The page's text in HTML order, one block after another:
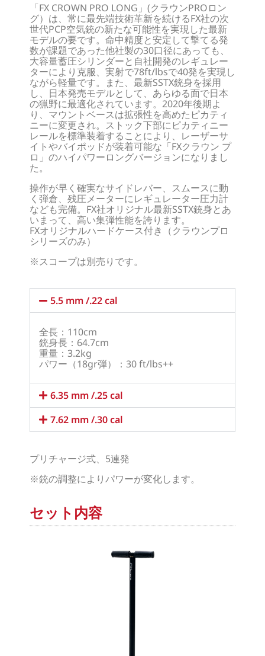
「FX CROWN PRO LONG」(クラウンPROロン
グ）は、常に最先端技術革新を続けるFX社の次
世代PCP空気銃の新たな可能性を実現した最新
モデルの要です。命中精度と安定して撃てる発
数が課題であった他社製の30口径にあっても、
大容量蓄圧シリンダーと自社開発のレギュレー
ターにより克服、実射で78ft/lbsで40発を実現し
ながら軽量です。また、最新SSTX銃身を採用
し、日本発売モデルとして、あらゆる面で日本
の猟野に最適化されています。2020年後期よ
り、マウントベースは拡張性を高めたピカティ
ニーに変更され。ストック下部にピカティニー
レールを標準装着することにより、レーザーサ
イトやバイポッドが装着可能な「FXクラウン プ
ロ」のハイパワーロングバージョンになりまし
た。
操作が早く確実なサイドレバー、スムースに動
く弾倉、残圧メーターにレギュレーター圧力計
なども完備。FX社オリジナル最新SSTX銃身とあ
いまって、高い集弾性能を誇ります。
FXオリジナルハードケース付き（クラウンプロ
シリーズのみ）
※スコープは別売りです。
5.5 mm /.22 cal
全長：110cm
銃身長：64.7cm
重量：3.2kg
パワー（18gr弾）：30 ft/lbs++
6.35 mm /.25 cal
7.62 mm /.30 cal
プリチャージ式、5連発
※銃の調整によりパワーが変化します。
セット内容